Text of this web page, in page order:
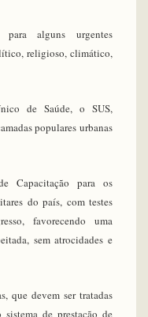
alguns urgentes
religioso, climático,
de Saúde, o SUS,
populares urbanas
Capacitação para os
do país, com testes
favorecendo uma
sem atrocidades e
que devem ser tratadas
de prestação de